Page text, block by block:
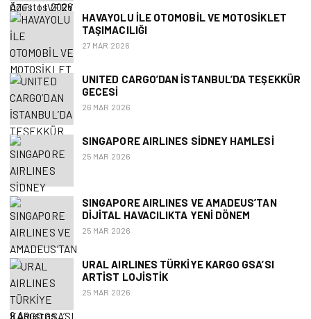
HAVAYOLU ILE OTOMOBIL VE MOTOSIKLET
TAŞIMACILIĞI
27 MAR 2026
UNITED CARGO’DAN İSTANBUL’DA TEŞEKKÜR
GECESI
26 MAR 2026
SINGAPORE AIRLINES SIDNEY HAMLESI
25 MAR 2026
SINGAPORE AIRLINES VE AMADEUS’TAN
DIJITAL HAVACILIKTA YENI DÖNEM
25 MAR 2026
URAL AIRLINES TÜRKIYE KARGO GSA’SI
ARTIST LOJISTIK
25 MAR 2026